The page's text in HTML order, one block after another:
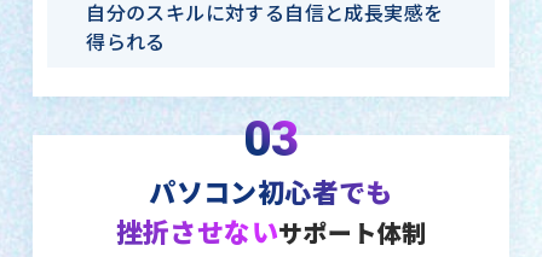
自分のスキルに対する自信と成長実感を
得られる
03
パソコン初心者でも
挫折させないサポート体制